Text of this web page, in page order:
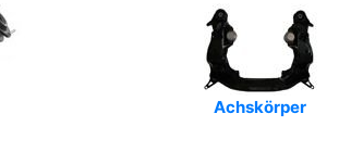
Achskörper